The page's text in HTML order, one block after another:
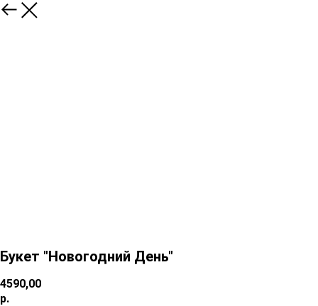
Букет "Новогодний День"
4590,00
р.